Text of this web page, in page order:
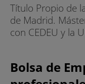
Título Propio de
de Madrid.
con CEDEU y la
Bolsa de